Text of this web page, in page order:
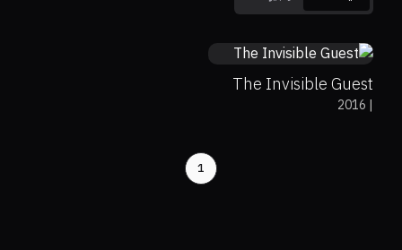
The Invisible Guest
|
2016
1